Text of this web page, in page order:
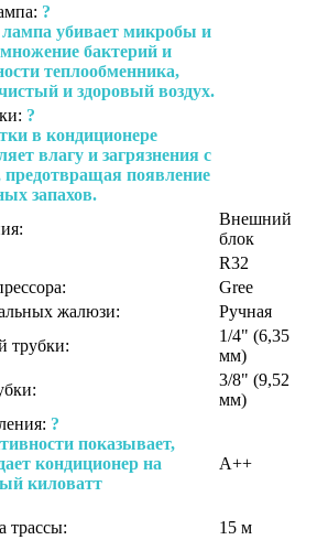
?
убивает микробы и
бактерий и
теплообменника,
и здоровый воздух.
?
в кондиционере
влагу и загрязнения с
предотвращая появление
запахов.
Внешний
блок
R32
Gree
жалюзи:
Ручная
трубки:
1/4" (6,35
мм)
3/8" (9,52
мм)
?
показывает,
кондиционер на
киловатт
A++
трассы:
15 м